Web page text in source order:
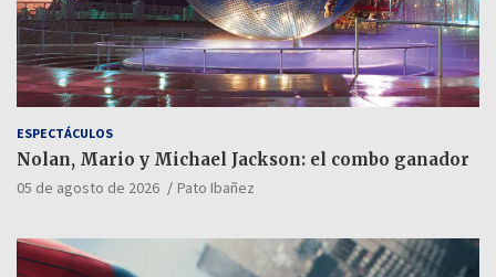
ESPECTÁCULOS
Nolan, Mario y Michael Jackson: el combo ganador
05 de agosto de 2026 Pato Ibañez